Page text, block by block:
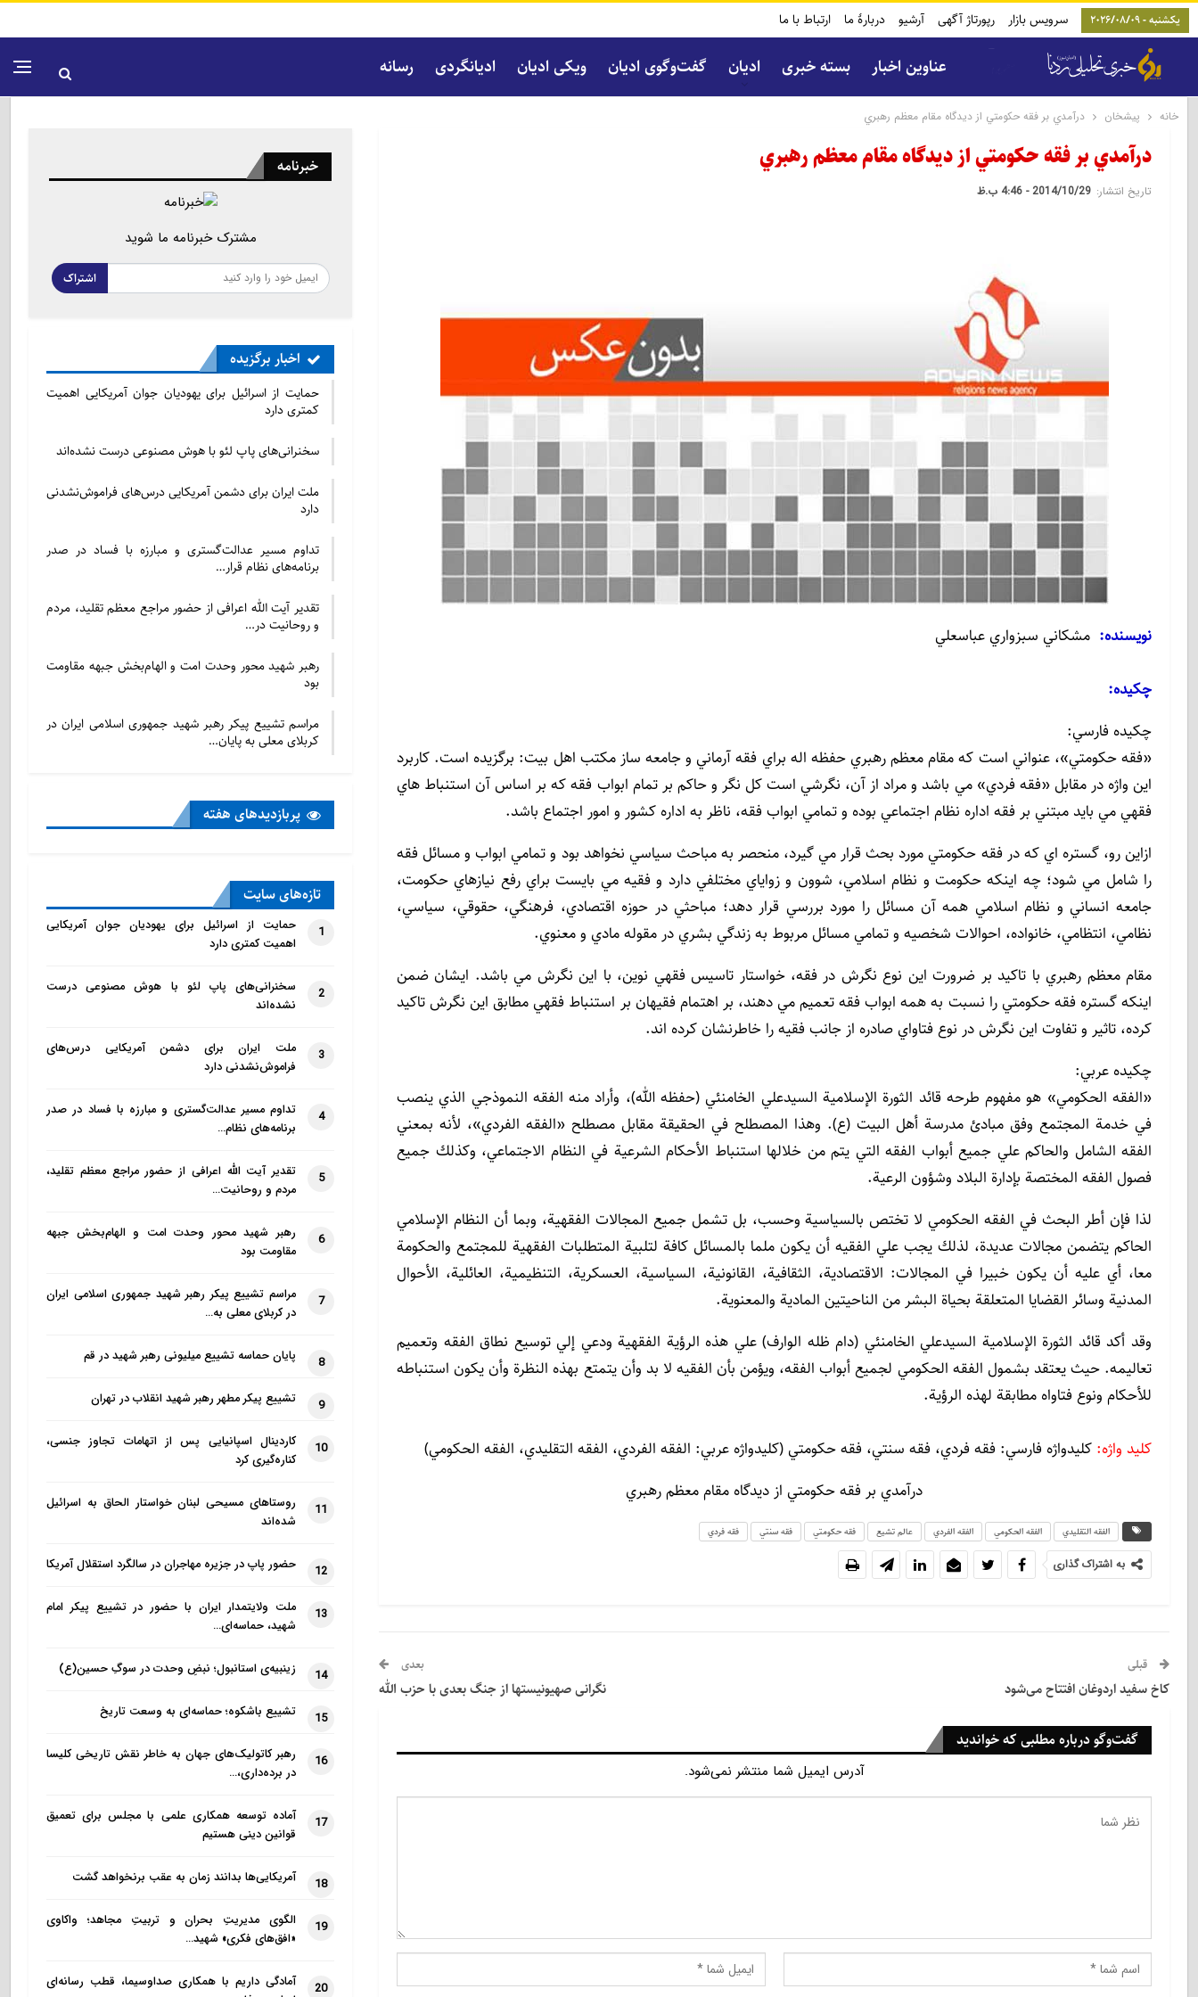
یکشنبه - 2026/08/09 سرویس بازار رپورتاژ آگهی آرشیو دربارۀ ما ارتباط با ما
عناوین اخبار بسته خبری ادیان گفت‌و‌گوی ادیان ویکی ادیان ادیانگردی رسانه
خانه پیشخان درآمدي بر فقه حکومتي از ديدگاه مقام معظم رهبري
درآمدي بر فقه حکومتي از ديدگاه مقام معظم رهبري
تاریخ انتشار: 2014/10/29 - 4:46 ب.ظ
نویسنده: مشكاني سبزواري عباسعلي
چکیده:
چکيده فارسي:
«فقه حکومتي»، عنواني است که مقام معظم رهبري حفظه اله براي فقه آرماني و جامعه ساز مکتب اهل بيت: برگزيده است. کاربرد
اين واژه در مقابل «فقه فردي» مي باشد و مراد از آن، نگرشي است کل نگر و حاکم بر تمام ابواب فقه که بر اساس آن استنباط هاي
فقهي مي بايد مبتني بر فقه اداره نظام اجتماعي بوده و تمامي ابواب فقه، ناظر به اداره کشور و امور اجتماع باشد.
ازاين رو، گستره اي که در فقه حکومتي مورد بحث قرار مي گيرد، منحصر به مباحث سياسي نخواهد بود و تمامي ابواب و مسائل فقه
را شامل مي شود؛ چه اينکه حکومت و نظام اسلامي، شوون و زواياي مختلفي دارد و فقيه مي بايست براي رفع نيازهاي حکومت،
جامعه انساني و نظام اسلامي همه آن مسائل را مورد بررسي قرار دهد؛ مباحثي در حوزه اقتصادي، فرهنگي، حقوقي، سياسي،
نظامي، انتظامي، خانواده، احوالات شخصيه و تمامي مسائل مربوط به زندگي بشري در مقوله مادي و معنوي.
مقام معظم رهبري با تاکيد بر ضرورت اين نوع نگرش در فقه، خواستار تاسيس فقهي نوين، با اين نگرش مي باشد. ايشان ضمن
اينکه گستره فقه حکومتي را نسبت به همه ابواب فقه تعميم مي دهند، بر اهتمام فقيهان بر استنباط فقهي مطابق اين نگرش تاکيد
کرده، تاثير و تفاوت اين نگرش در نوع فتاواي صادره از جانب فقيه را خاطرنشان کرده اند.
چکيده عربي:
«الفقه الحكومي» هو مفهوم طرحه قائد الثورة الإسلامية السيدعلي الخامنئي (حفظه الله)، وأراد منه الفقه النموذجي الذي ينصب
في خدمة المجتمع وفق مبادئ مدرسة أهل البيت (ع). وهذا المصطلح في الحقيقة مقابل مصطلح «الفقه الفردي»، لأنه بمعني
الفقه الشامل والحاكم علي جميع أبواب الفقه التي يتم من خلالها استنباط الأحكام الشرعية في النظام الاجتماعي، وكذلك جميع
فصول الفقه المختصة بإدارة البلاد وشؤون الرعية.
لذا فإن أطر البحث في الفقه الحكومي لا تختص بالسياسية وحسب، بل تشمل جميع المجالات الفقهية، وبما أن النظام الإسلامي
الحاكم يتضمن مجالات عديدة، لذلك يجب علي الفقيه أن يكون ملما بالمسائل كافة لتلبية المتطلبات الفقهية للمجتمع والحكومة
معا، أي عليه أن يكون خبيرا في المجالات: الاقتصادية، الثقافية، القانونية، السياسية، العسكرية، التنظيمية، العائلية، الأحوال
المدنية وسائر القضايا المتعلقة بحياة البشر من الناحيتين المادية والمعنوية.
وقد أكد قائد الثورة الإسلامية السيدعلي الخامنئي (دام ظله الوارف) علي هذه الرؤية الفقهية ودعي إلي توسيع نطاق الفقه وتعميم
تعاليمه. حيث يعتقد بشمول الفقه الحكومي لجميع أبواب الفقه، ويؤمن بأن الفقيه لا بد وأن يتمتع بهذه النظرة وأن يكون استنباطه
للأحكام ونوع فتاواه مطابقة لهذه الرؤية.
كليد واژه: كليدواژه فارسي: فقه فردي، فقه سنتي، فقه حکومتي (كليدواژه عربي: الفقه الفردي، الفقه التقليدي، الفقه الحكومي)
درآمدي بر فقه حکومتي از ديدگاه مقام معظم رهبري
الفقه التقليدي الفقه الحكومي الفقه الفردي عالم تشیع فقه حکومتي فقه سنتي فقه فردي
به اشتراک گذاری
قبلی
کاخ سفید اردوغان افتتاح می‌شود
بعدی
نگرانی صهیونیستها از جنگ بعدی با حزب الله
گفت‌وگو درباره مطلبی که خواندید
آدرس ایمیل شما منتشر نمی‌شود.
خبرنامه
مشترک خبرنامه ما شوید
اشتراک
اخبار برگزیده
حمایت از اسرائیل برای یهودیان جوان آمریکایی اهمیت
کمتری دارد
سخنرانی‌های پاپ لئو با هوش مصنوعی درست نشده‌اند
ملت ایران برای دشمن آمریکایی درس‌های فراموش‌نشدنی
دارد
تداوم مسیر عدالت‌گستری و مبارزه با فساد در صدر
برنامه‌های نظام قرار…
تقدیر آیت الله اعرافی از حضور مراجع معظم تقلید، مردم
و روحانیت در…
رهبر شهید محور وحدت امت و الهام‌بخش جبهه مقاومت
بود
مراسم تشییع پیکر رهبر شهید جمهوری اسلامی ایران در
کربلای معلی به پایان…
پربازدید‌های هفته
تازه‌‌های سایت
1
حمایت از اسرائیل برای یهودیان جوان آمریکایی
اهمیت کمتری دارد
2
سخنرانی‌های پاپ لئو با هوش مصنوعی درست
نشده‌اند
3
ملت ایران برای دشمن آمریکایی درس‌های
فراموش‌نشدنی دارد
4
تداوم مسیر عدالت‌گستری و مبارزه با فساد در صدر
برنامه‌های نظام…
5
تقدیر آیت الله اعرافی از حضور مراجع معظم تقلید،
مردم و روحانیت…
6
رهبر شهید محور وحدت امت و الهام‌بخش جبهه
مقاومت بود
7
مراسم تشییع پیکر رهبر شهید جمهوری اسلامی ایران
در کربلای معلی به…
8 پایان حماسه تشییع میلیونی رهبر شهید در قم
9 تشییع پیکر مطهر رهبر شهید انقلاب در تهران
10
کاردینال اسپانیایی پس از اتهامات تجاوز جنسی،
کناره‌گیری کرد
11
روستاهای مسیحی لبنان خواستار الحاق به اسرائیل
شده‌اند
12 حضور پاپ در جزیره مهاجران در سالگرد استقلال آمریکا
13
ملت ولایتمدار ایران با حضور در تشییع پیکر امام
شهید، حماسه‌ای…
14 زینبیه‌ی استانبول؛ نبضِ وحدت در سوگِ حسین(ع)
15 تشییع باشکوه؛ حماسه‌ای به وسعت تاریخ
16
رهبر کاتولیک‌های جهان به خاطر نقش تاریخی کلیسا
در برده‌داری،…
17
آماده توسعه همکاری علمی با مجلس برای تعمیق
قوانین دینی هستیم
18 آمریکایی‌ها بدانند زمان به عقب برنخواهد گشت
19
الگوی مدیریتِ بحران و تربیتِ مجاهد؛ واکاوی
«افق‌های فکری» شهید…
20
آمادگی داریم با همکاری صداوسیما، قطب رسانه‌ای